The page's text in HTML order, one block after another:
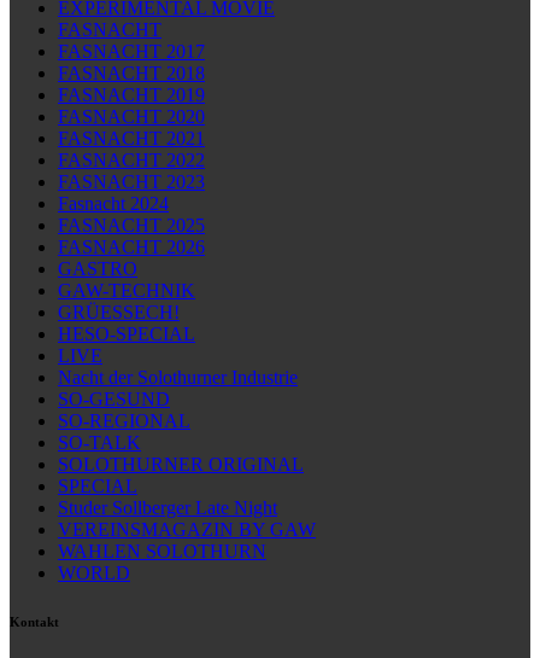
EXPERIMENTAL MOVIE
FASNACHT
FASNACHT 2017
FASNACHT 2018
FASNACHT 2019
FASNACHT 2020
FASNACHT 2021
FASNACHT 2022
FASNACHT 2023
Fasnacht 2024
FASNACHT 2025
FASNACHT 2026
GASTRO
GAW-TECHNIK
GRÜESSECH!
HESO-SPECIAL
LIVE
Nacht der Solothurner Industrie
SO-GESUND
SO-REGIONAL
SO-TALK
SOLOTHURNER ORIGINAL
SPECIAL
Studer Sollberger Late Night
VEREINSMAGAZIN BY GAW
WAHLEN SOLOTHURN
WORLD
Kontakt